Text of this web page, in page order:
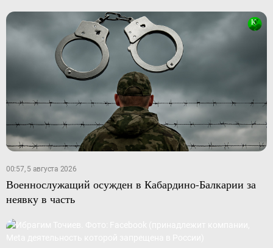
00:57, 5 августа 2026
Военнослужащий осужден в Кабардино-Балкарии за
неявку в часть